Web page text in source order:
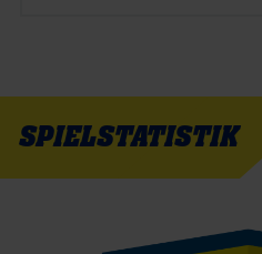
SPIELSTATISTIK